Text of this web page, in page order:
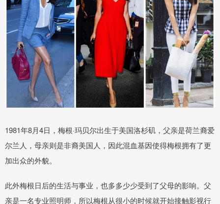
1981年8月4日，梅根·玛贝尔出生于美国洛杉矶，父亲是荷兰裔爱
尔兰人，母亲则是非裔美国人，因此混血基因使得梅根拥有了更
加出众的外貌。
此外梅根日后的生活与事业，也多多少少受到了父母的影响。父
亲是一名专业照明师，所以梅根从很小的时候就开始接触影视行